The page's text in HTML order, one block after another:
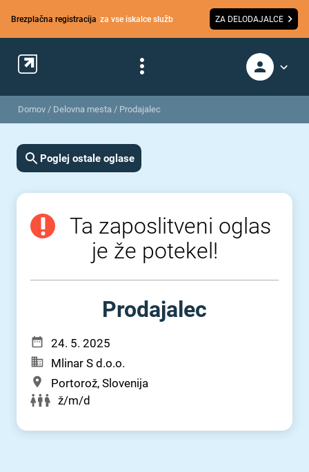
Brezplačna registracija za vse iskalce služb ZA DELODAJALCE
Domov / Delovna mesta / Prodajalec
Poglej ostale oglase
Ta zaposlitveni oglas
je že potekel!
Prodajalec
24. 5. 2025
Mlinar S d.o.o.
Portorož, Slovenija
ž/m/d